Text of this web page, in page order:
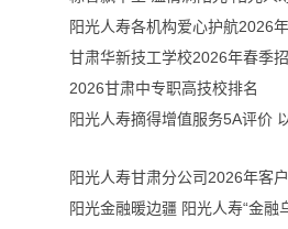
阳光人寿各机构爱心护航2026
甘肃华新技工学校2026年春季
2026甘肃中专职高技校排名
阳光人寿摘得增值服务5A评价
阳光人寿甘肃分公司2026年客
阳光金融暖边疆 阳光人寿“金融